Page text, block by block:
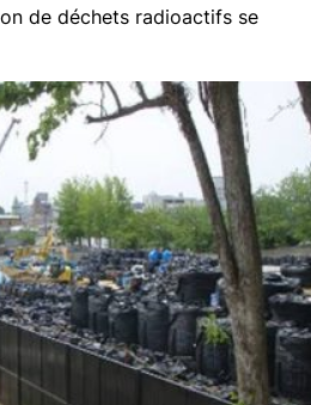
de déchets radioactifs se